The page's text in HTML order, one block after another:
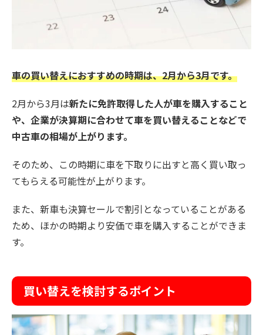
車の買い替えにおすすめの時期は、2月から3月です。
2月から3月は新たに免許取得した人が車を購入すること
や、企業が決算期に合わせて車を買い替えることなどで
中古車の相場が上がります。
そのため、この時期に車を下取りに出すと高く買い取っ
てもらえる可能性が上がります。
また、新車も決算セールで割引となっていることがある
ため、ほかの時期より安価で車を購入することができま
す。
買い替えを検討するポイント